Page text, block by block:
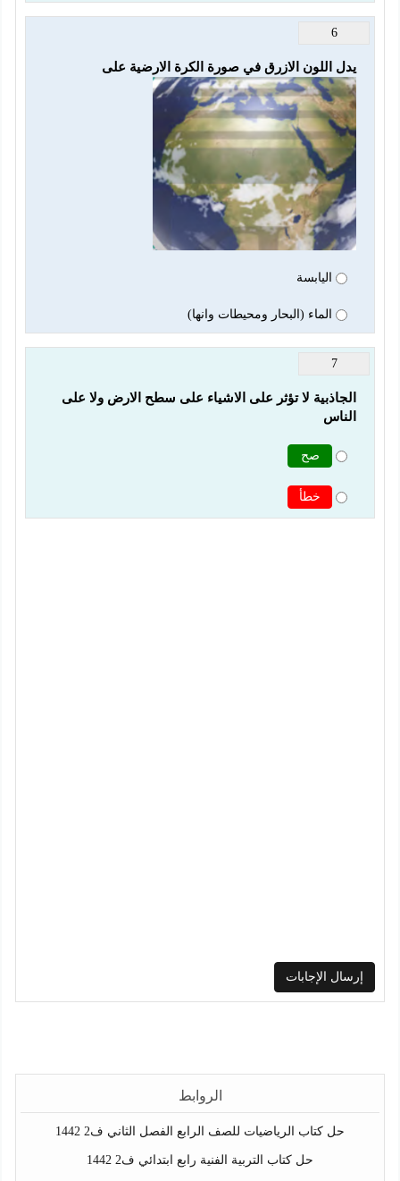
6
يدل اللون الازرق في صورة الكرة الارضية على
اليابسة
الماء (البحار ومحيطات وانها)
7
الناس
صح
خطأ
الروابط
حل كتاب الرياضيات للصف الرابع الفصل الثاني ف2 1442
حل كتاب التربية الفنية رابع ابتدائي ف2 1442